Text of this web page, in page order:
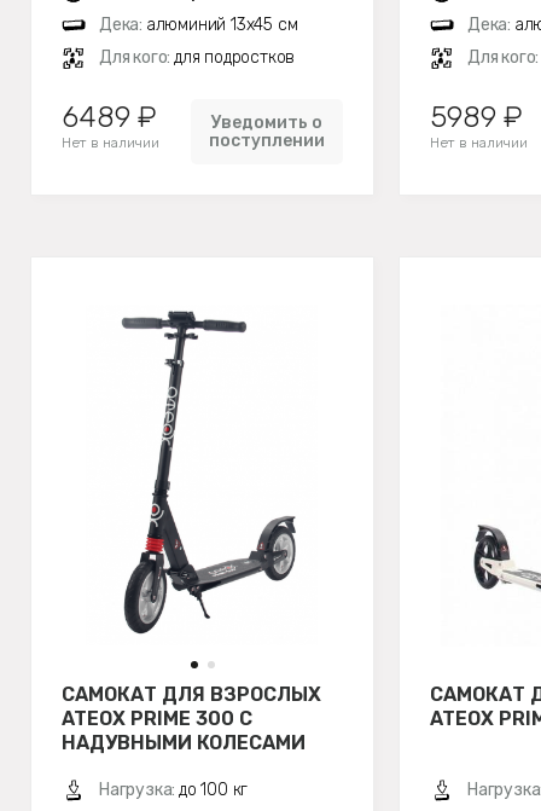
Дека: алюминий 13х45 см
Для кого: для подростков
6489 ₽
Нет в наличии
Уведомить о
поступлении
Дека:
Для кого:
5989 ₽
Нет в наличии
САМОКАТ ДЛЯ ВЗРОСЛЫХ
ATEOX PRIME 300 С
НАДУВНЫМИ КОЛЕСАМИ
Нагрузка: до 100 кг
САМОКАТ
ATEOX